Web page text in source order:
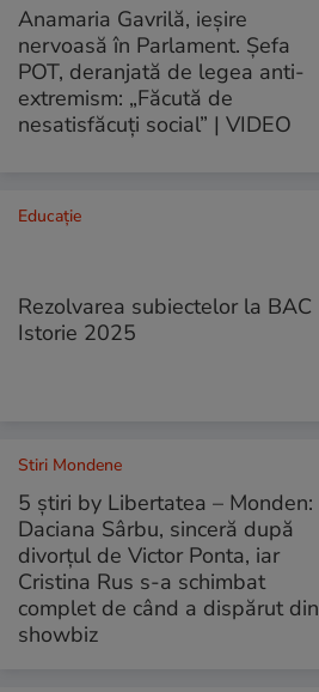
Anamaria Gavrilă, ieșire
nervoasă în Parlament. Şefa
POT, deranjată de legea anti-
extremism: „Făcută de
nesatisfăcuţi social” | VIDEO
Educație
Rezolvarea subiectelor la BAC
Istorie 2025
Stiri Mondene
5 știri by Libertatea – Monden:
Daciana Sârbu, sinceră după
divorțul de Victor Ponta, iar
Cristina Rus s-a schimbat
complet de când a dispărut din
showbiz